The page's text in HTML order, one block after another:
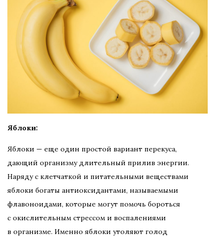
Яблоки:
Яблоки — еще один простой вариант перекуса,
дающий организму длительный прилив энергии.
Наряду с клетчаткой и питательными веществами
яблоки богаты антиоксидантами, называемыми
флавоноидами, которые могут помочь бороться
с окислительным стрессом и воспалениями
в организме. Именно яблоки утоляют голод